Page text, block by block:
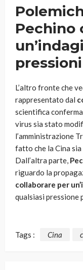
Pechino
L’altro fronte che
rappresentato dal
scientifica
virus sia stato
l’amministrazione
fatto che la Cina sia
Dall’altra parte,
riguardo la
collaborare per
qualsiasi pressione
Tags : Cina